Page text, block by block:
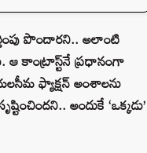
పొందారని.. అలాంటి
కాంట్రాస్ట్‌నే ప్రధానంగా
ఫ్యాక్షన్ అంశాలను
అందుకే ‘ఒక్కడు’